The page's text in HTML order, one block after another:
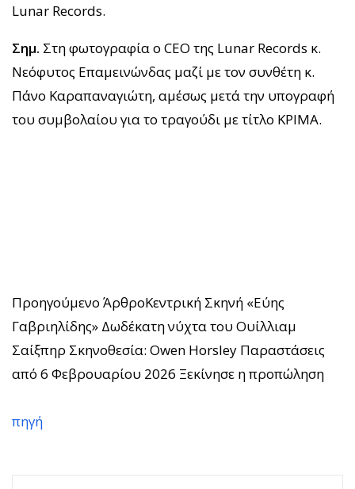
Lunar Records.
Σημ. Στη φωτογραφία ο CEO της Lunar Records κ.
Νεόφυτος Επαμεινώνδας μαζί με τον συνθέτη κ.
Πάνο Καραπαναγιώτη, αμέσως μετά την υπογραφή
του συμβολαίου για το τραγούδι με τίτλο ΚΡΙΜΑ.
Προηγούμενο ΆρθροΚεντρική Σκηνή «Εύης
Γαβριηλίδης» Δωδέκατη νύχτα του Ουίλλιαμ
Σαίξπηρ Σκηνοθεσία: Owen Horsley Παραστάσεις
από 6 Φεβρουαρίου 2026 Ξεκίνησε η προπώληση
πηγή